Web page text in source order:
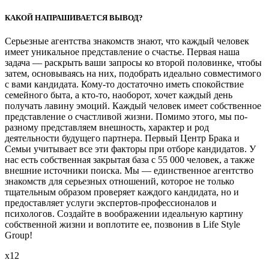
КАКОЙ НАПРАШИВАЕТСЯ ВЫВОД?
Серьезные агентства знакомств знают, что каждый человек
имеет уникальное представление о счастье. Первая наша
задача — раскрыть ваши запросы ко второй половинке, чтобы
затем, основываясь на них, подобрать идеально совместимого
с вами кандидата. Кому-то достаточно иметь спокойствие
семейного быта, а кто-то, наоборот, хочет каждый день
получать лавину эмоций. Каждый человек имеет собственное
представление о счастливой жизни. Помимо этого, мы по-
разному представляем внешность, характер и род
деятельности будущего партнера. Первый Центр Брака и
Семьи учитывает все эти факторы при отборе кандидатов. У
нас есть собственная закрытая база с 55 000 человек, а также
внешние источники поиска. Мы — единственное агентство
знакомств для серьезных отношений, которое не только
тщательным образом проверяет каждого кандидата, но и
предоставляет услуги экспертов-профессионалов и
психологов. Создайте в воображении идеальную картину
собственной жизни и воплотите ее, позвонив в Life Style
Group!
х12